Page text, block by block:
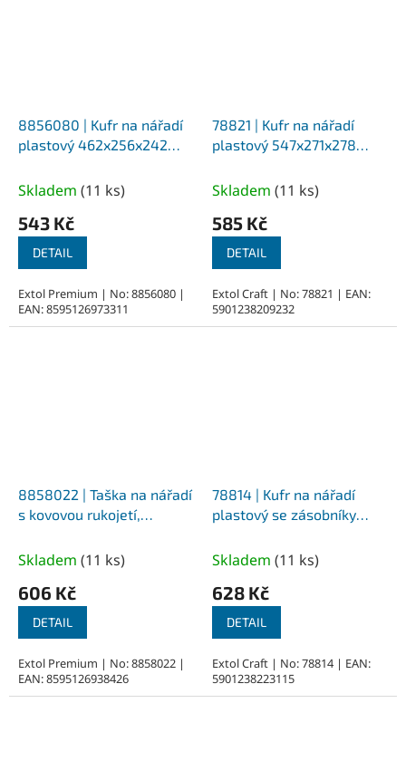
8856080 | Kufr na nářadí
plastový 462x256x242
průhledné víko
Skladem (11 ks)
543 Kč
DETAIL
Extol Premium | No: 8856080 |
EAN: 8595126973311
78821 | Kufr na nářadí
plastový 547x271x278
hliníkové zámky
Skladem (11 ks)
585 Kč
DETAIL
Extol Craft | No: 78821 | EAN:
5901238209232
8858022 | Taška na nářadí
s kovovou rukojetí,
nylon
Skladem (11 ks)
606 Kč
DETAIL
Extol Premium | No: 8858022 |
EAN: 8595126938426
78814 | Kufr na nářadí
plastový se zásobníky
přihrádky ve víku, 3
Skladem (11 ks)
628 Kč
DETAIL
Extol Craft | No: 78814 | EAN:
5901238223115